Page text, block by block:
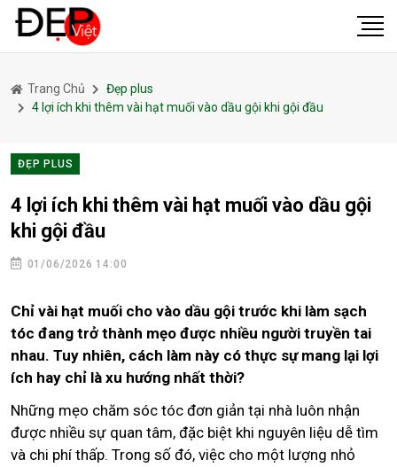
Trang Chủ
Đẹp plus
4 lợi ích khi thêm vài hạt muối vào dầu gội khi gội đầu
ĐẸP PLUS
4 lợi ích khi thêm vài hạt muối vào dầu gội
khi gội đầu
01/06/2026 14:00
Chỉ vài hạt muối cho vào dầu gội trước khi làm sạch
tóc đang trở thành mẹo được nhiều người truyền tai
nhau. Tuy nhiên, cách làm này có thực sự mang lại lợi
ích hay chỉ là xu hướng nhất thời?
Những mẹo chăm sóc tóc đơn giản tại nhà luôn nhận
được nhiều sự quan tâm, đặc biệt khi nguyên liệu dễ tìm
và chi phí thấp. Trong số đó, việc cho một lượng nhỏ